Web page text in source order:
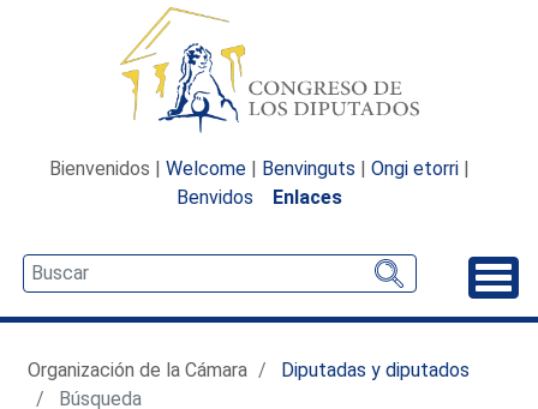
Bienvenidos | Welcome | Benvinguts | Ongi etorri |
Benvidos
Enlaces
Organización de la Cámara
Diputadas y diputados
Búsqueda